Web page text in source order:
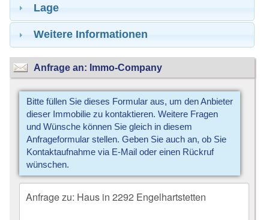
Lage
Weitere Informationen
Anfrage an: Immo-Company
Bitte füllen Sie dieses Formular aus, um den Anbieter
dieser Immobilie zu kontaktieren. Weitere Fragen
und Wünsche können Sie gleich in diesem
Anfrageformular stellen. Geben Sie auch an, ob Sie
Kontaktaufnahme via E-Mail oder einen Rückruf
wünschen.